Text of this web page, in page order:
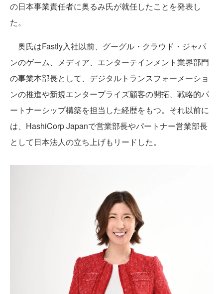
の日本事業責任者に奥るみ氏が就任したことを発表し
た。
奥氏はFastly入社以前、グーグル・クラウド・ジャパ
ンのゲーム、メディア、エンターテインメント業界部門
の事業本部長として、デジタルトランスフォーメーショ
ンの推進や新規エンタープライズ顧客の開拓、戦略的パ
ートナーシップ構築を担当した経歴をもつ。それ以前に
は、HashiCorp Japanで営業部長やパートナー営業部長
として日本法人の立ち上げもリードした。